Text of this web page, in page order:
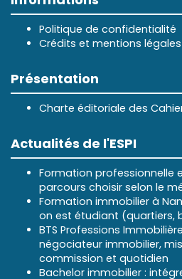
Politique de confidentialité
Crédits et mentions légales
Présentation
Charte éditoriale des
Actualités de l'ESPI
Formation professionnelle
parcours choisir selon le
Formation immobilier à
on est étudiant (quartiers,
BTS Professions
négociateur immobilier,
commission et quotidien
Bachelor immobilier :